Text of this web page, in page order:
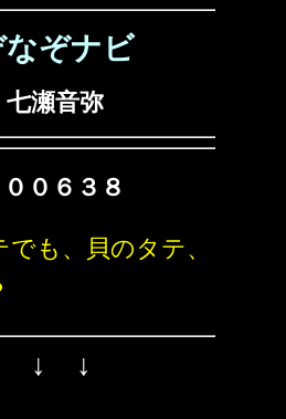
なぞナビ
七瀬音弥
００６３８
も、貝のタテ、
↓ ↓